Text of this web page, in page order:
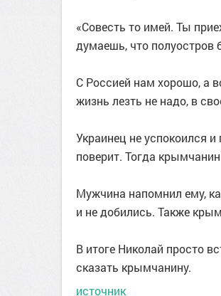
«Совесть то имей. Ты
думаешь, что полуостров
С Россией нам хорошо, а
жизнь лезть не надо, в
Украинец не успокоился
поверит. Тогда
Мужчина напомнил ему,
и не добились. Также
В итоге Николай просто
сказать крымчанину.
источник